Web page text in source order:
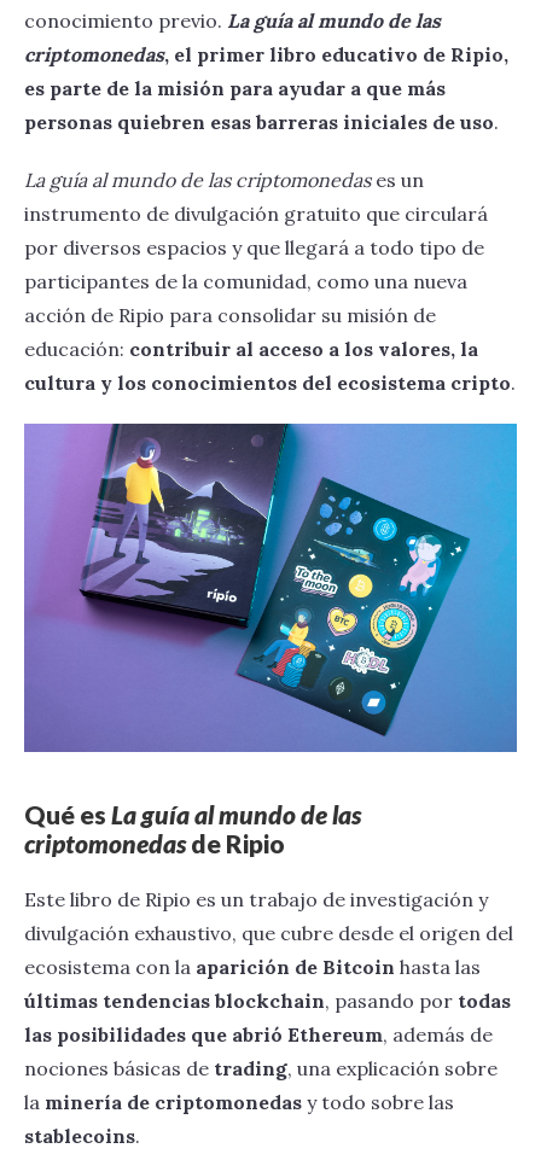
conocimiento previo. La guía al mundo de las
criptomonedas, el primer libro educativo de Ripio,
es parte de la misión para ayudar a que más
personas quiebren esas barreras iniciales de uso.
La guía al mundo de las criptomonedases un
instrumento de divulgación gratuito que circulará
por diversos espacios y que llegará a todo tipo de
participantes de la comunidad, como una nueva
acción de Ripio para consolidar su misión de
educación: contribuir al acceso a los valores, la
cultura y los conocimientos del ecosistema cripto.
Qué es La guía al mundo de las
criptomonedasde Ripio
Este libro de Ripio es un trabajo de investigación y
divulgación exhaustivo, que cubre desde el origen del
ecosistema con la aparición de Bitcoin hasta las
últimas tendencias blockchain, pasando por todas
las posibilidades que abrió Ethereum, además de
nociones básicas de trading, una explicación sobre
la minería de criptomonedas y todo sobre las
stablecoins.